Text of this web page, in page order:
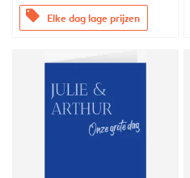
offers Elke dag lage prijzen